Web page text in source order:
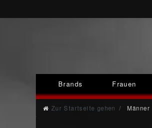
Brands Frauen
Zur Startseite gehen Männer